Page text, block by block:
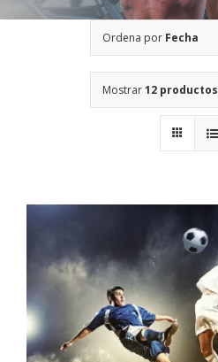
Ordena por Fecha
Mostrar12 productos